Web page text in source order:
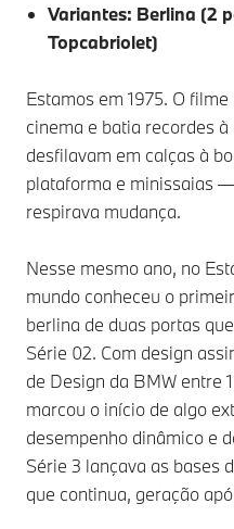
Variantes: Berlina (2
Topcabriolet)
Estamos em 1975. O
cinema e batia recordes
desfilavam em calças à
plataforma e minissaias
respirava mudança.
Nesse mesmo ano, no
mundo conheceu o
berlina de duas portas
Série 02. Com design
de Design da BMW entre
marcou o início de algo
desempenho dinâmico e
Série 3 lançava as bases
que continua, geração